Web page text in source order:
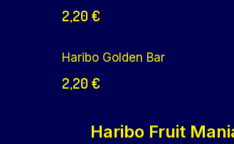
2,20 €
Haribo Golden Bar
2,20 €
Haribo Fruit